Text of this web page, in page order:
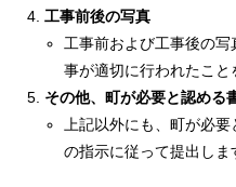
工事前後の写真
工事前および工事後の
事が適切に行われたこと
その他、町が必要と認める
上記以外にも、町が必
の指示に従って提出しま